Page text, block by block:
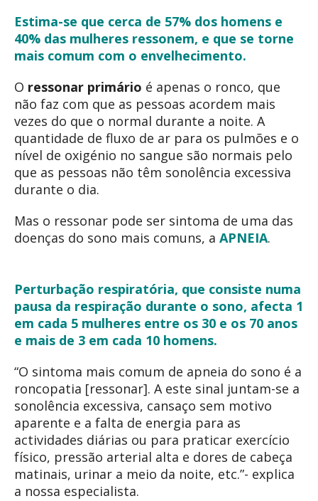
Estima-se que cerca de 57% dos homens e
40% das mulheres ressonem, e que se torne
mais comum com o envelhecimento.
O ressonar primário é apenas o ronco, que
não faz com que as pessoas acordem mais
vezes do que o normal durante a noite. A
quantidade de fluxo de ar para os pulmões e o
nível de oxigénio no sangue são normais pelo
que as pessoas não têm sonolência excessiva
durante o dia.
Mas o ressonar pode ser sintoma de uma das
doenças do sono mais comuns, a APNEIA.
Perturbação respiratória, que consiste numa
pausa da respiração durante o sono, afecta 1
em cada 5 mulheres entre os 30 e os 70 anos
e mais de 3 em cada 10 homens.
“O sintoma mais comum de apneia do sono é a
roncopatia [ressonar]. A este sinal juntam-se a
sonolência excessiva, cansaço sem motivo
aparente e a falta de energia para as
actividades diárias ou para praticar exercício
físico, pressão arterial alta e dores de cabeça
matinais, urinar a meio da noite, etc.”- explica
a nossa especialista.